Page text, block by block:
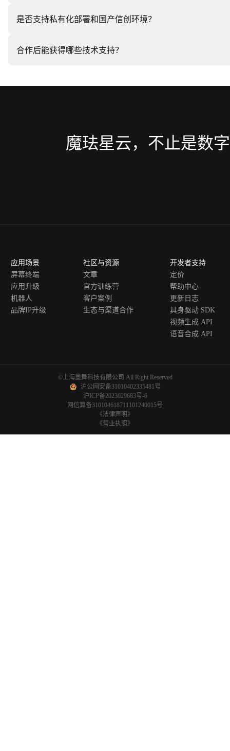
流场景。
是否支持私有化部署和国产信创环境？
安全与合规要求。
合作后能获得哪些技术支持？
魔珐星云，不止是数
应用场景
屏幕终端
应用升级
机器人
品牌IP升级
社区与资源
文章
官方训练营
客户案例
生态与渠道合作
开发者支持
定价
帮助中心
更新日志
具身驱动 SDK
视频生成 API
语音合成 API
©上海墨舞科技有限公司 All Right Reserved
沪公网安备31010402335481号
沪ICP备2023029683号-6
网信算备310104618711101240015号
《法律声明》
《营业执照》